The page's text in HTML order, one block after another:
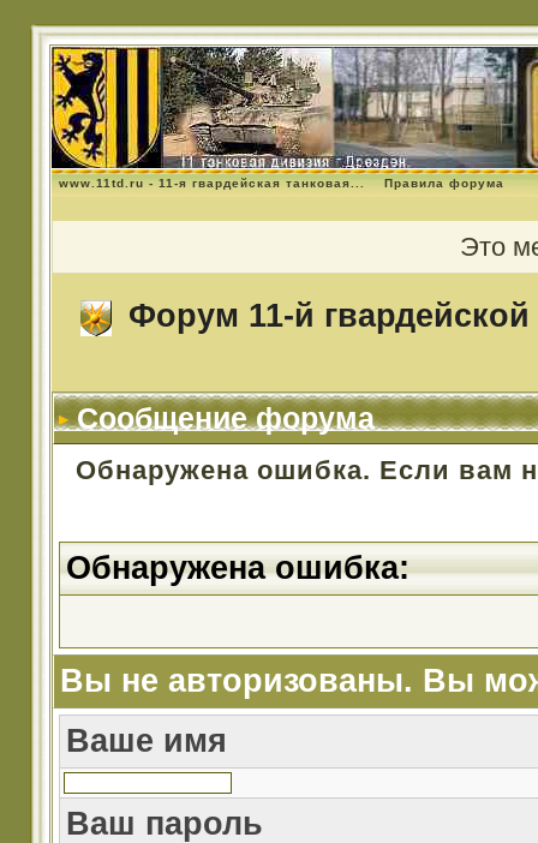
www.11td.ru - 11-я гвардейская танковая... Правила форума
Это
Форум 11-й гвардейской
Сообщение форума
Обнаружена ошибка. Если вам
Обнаружена ошибка:
Вы не авторизованы. Вы
Ваше имя
Ваш пароль